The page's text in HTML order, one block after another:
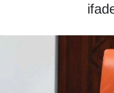
EKONOMİ